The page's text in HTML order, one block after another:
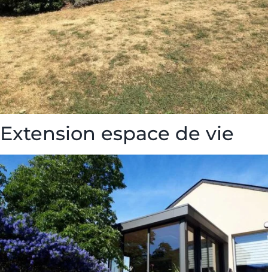
Extension espace de vie